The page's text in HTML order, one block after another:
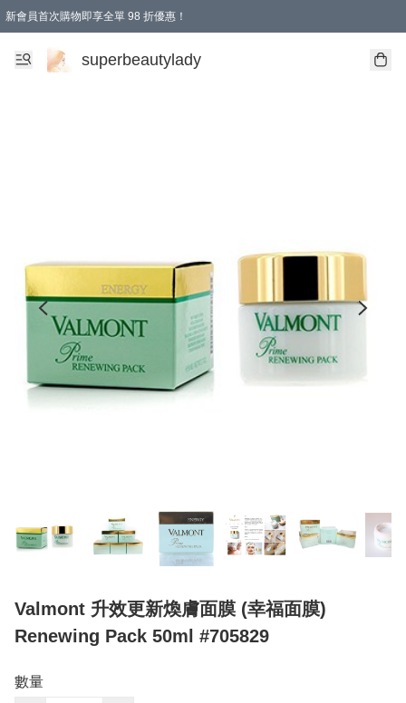
新會員首次購物即享全單 98 折優惠！
會員折扣優惠
superbeautylady
Valmont 升效更新煥膚面膜 (幸福面膜)
Renewing Pack 50ml #705829
數量